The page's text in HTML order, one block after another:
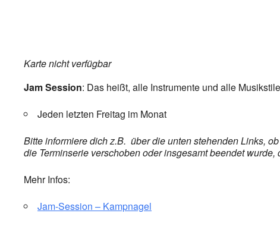
Karte nicht verfügbar
Jam Session: Das heißt, alle Instrumente und alle
Jeden letzten Freitag im Monat
Bitte informiere dich z.B. über die unten stehenden Links,
die Terminserie verschoben oder insgesamt beendet
Mehr Infos:
Jam-Session – Kampnagel